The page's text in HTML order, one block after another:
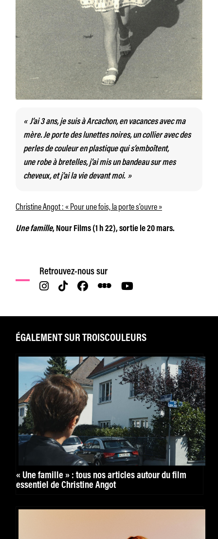
« J’ai 3 ans, je suis à Arcachon, en vacances avec ma
mère. Je porte des lunettes noires, un collier avec des
perles de couleur en plastique qui s’emboîtent,
une robe à bretelles, j’ai mis un bandeau sur mes
cheveux, et j’ai la vie devant moi. »
Christine Angot : « Pour une fois, la porte s’ouvre »
Une famille, Nour Films (1 h 22), sortie le 20 mars.
Retrouvez-nous sur
ÉGALEMENT SUR TROISCOULEURS
« Une famille » : tous nos articles autour du film
essentiel de Christine Angot